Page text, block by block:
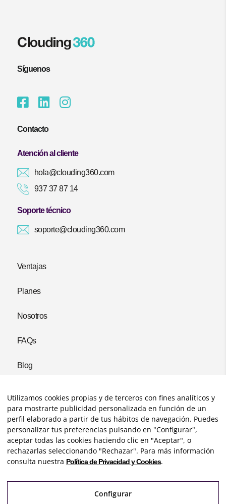
Síguenos
Contacto
Atención al cliente
hola@clouding360.com
937 37 87 14
Soporte técnico
soporte@clouding360.com
Ventajas
Planes
Nosotros
FAQs
Blog
Utilizamos cookies propias y de terceros con fines analíticos y
para mostrarte publicidad personalizada en función de un
perfil elaborado a partir de tus hábitos de navegación. Puedes
personalizar tus preferencias pulsando en "Configurar",
aceptar todas las cookies haciendo clic en "Aceptar", o
rechazarlas seleccionando "Rechazar". Para más información
consulta nuestra Política de Privacidad y Cookies.
Configurar